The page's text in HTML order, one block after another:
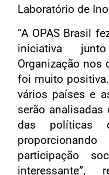
Laboratório de
“A OPAS Brasil
iniciativa
Organização nos
foi muito
vários países e
serão
das políticas
participação
interessante”,